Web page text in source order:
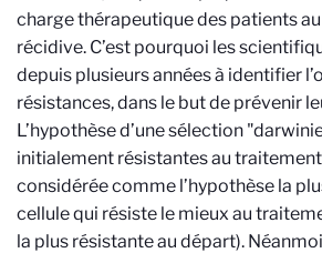
charge thérapeutique des patients
récidive. C’est pourquoi les
depuis plusieurs années à identifier
résistances, dans le but de prévenir
L’hypothèse d’une sélection
initialement résistantes au
considérée comme l’hypothèse la
cellule qui résiste le mieux au
la plus résistante au départ).